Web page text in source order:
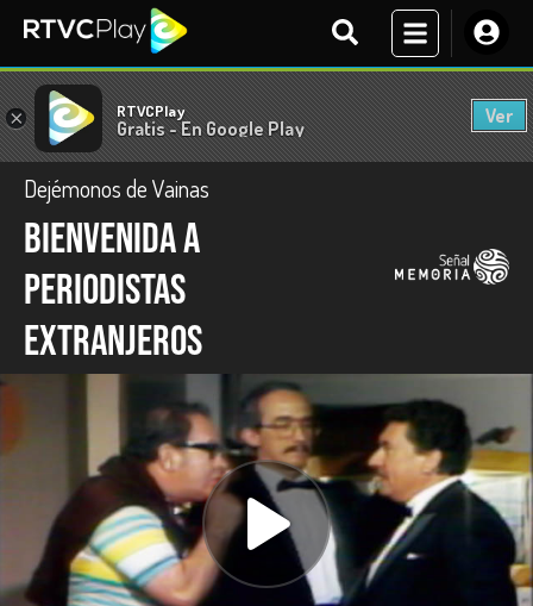
× RTVCPlay
Gratis - En Google Play
Ver
Dejémonos de Vainas
Bienvenida a
periodistas
extranjeros